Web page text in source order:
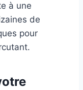
à une
de
pour